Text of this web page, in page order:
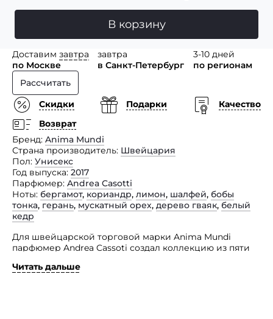
В корзину
Доставим завтра
по Москве
завтра
в Санкт-Петербург
3-10 дней
по регионам
Рассчитать
Скидки
Подарки
Качество
Возврат
Бренд Anima Mundi
Страна производитель Швейцария
Пол Унисекс
Год выпуска 2017
Парфюмер Andrea Casotti
Ноты бергамот, кориандр, лимон, шалфей, бобы
тонка, герань, мускатный орех, дерево гваяк, белый
кедр
Для швейцарской торговой марки Anima Mundi
парфюмер Andrea Cassoti создал коллекцию из пяти
сущность, наполняющую жизнь человека.
Читать дальше